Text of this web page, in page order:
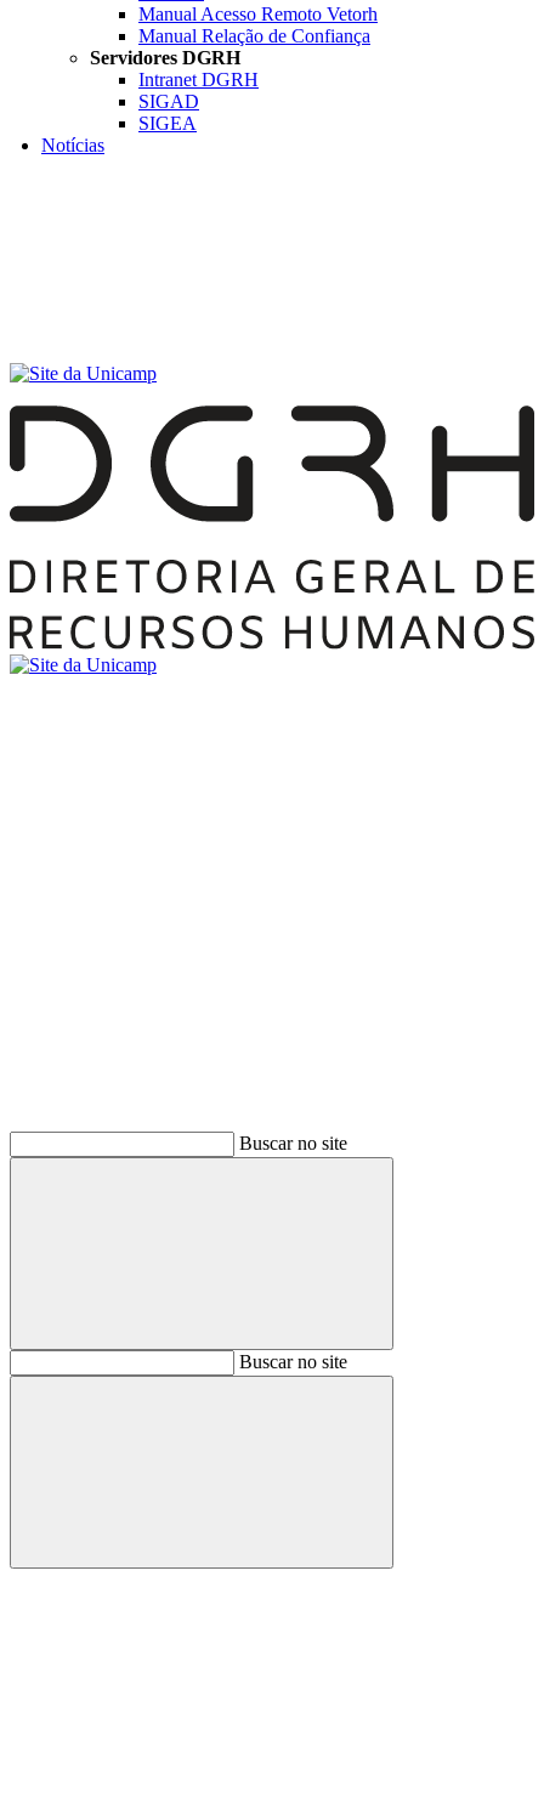
Manual Acesso Remoto Vetorh
Manual Relação de Confiança
Servidores DGRH
Intranet DGRH
SIGAD
SIGEA
Notícias
Buscar no site
BuscarBuscar no site
Buscar